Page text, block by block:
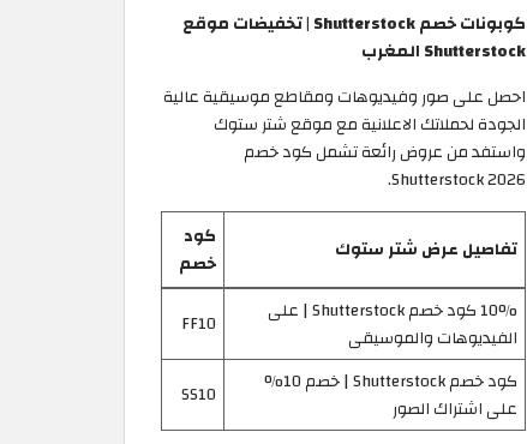
كوبونات خصم Shutterstock | تخفيضات موقع
Shutterstock المغرب
احصل على صور وفيديوهات ومقاطع موسيقية عالية
الجودة لحملاتك الاعلانية مع موقع شتر ستوك
واستفد من عروض رائعة تشمل كود خصم
Shutterstock 2026.
تفاصيل عرض شتر ستوك
كود
خصم
10% كود خصم Shutterstock | على
الفيديوهات والموسيقى
FF10
كود خصم Shutterstock | خصم 10%
على اشتراك الصور
SS10